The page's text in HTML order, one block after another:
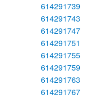
614291739
614291743
614291747
614291751
614291755
614291759
614291763
614291767